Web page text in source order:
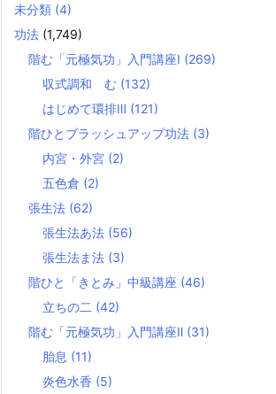
未分類 (4)
功法 (1,749)
階む「元極気功」入門講座Ⅰ (269)
収式調和 む (132)
はじめて環排Ⅲ (121)
階ひとブラッシュアップ功法 (3)
内宮・外宮 (2)
五色倉 (2)
張生法 (62)
張生法あ法 (56)
張生法ま法 (3)
階ひと「きとみ」中級講座 (46)
立ちの二 (42)
階む「元極気功」入門講座Ⅱ (31)
胎息 (11)
炎色水香 (5)